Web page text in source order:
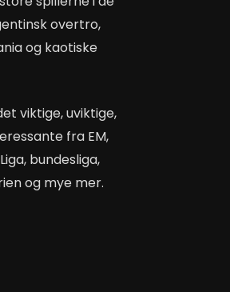
overtro,
og kaotiske
viktige, uviktige,
fra EM,
bundesliga,
og mye mer.